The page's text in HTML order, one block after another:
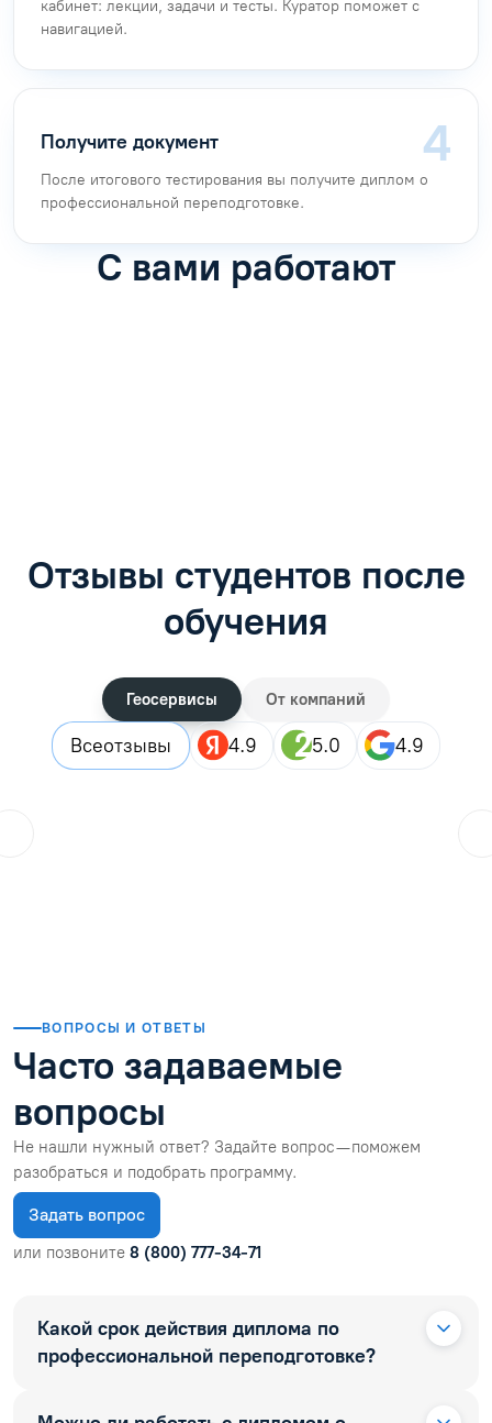
кабинет: лекции, задачи и тесты. Куратор поможет с
навигацией.
Получите документ
После итогового тестирования вы получите диплом о
профессиональной переподготовке.
С вами работают
Отзывы студентов после
обучения
Геосервисы От компаний
Всеотзывы 4.9 5.0 4.9
ВОПРОСЫ И ОТВЕТЫ
Часто задаваемые
вопросы
Не нашли нужный ответ? Задайте вопрос — поможем
разобраться и подобрать программу.
Задать вопрос
или позвоните 8 (800) 777-34-71
Какой срок действия диплома по
профессиональной переподготовке?